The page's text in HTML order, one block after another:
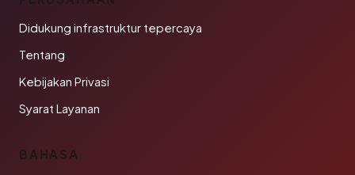
Didukung infrastruktur tepercaya
Tentang
Kebijakan Privasi
Syarat Layanan
BAHASA